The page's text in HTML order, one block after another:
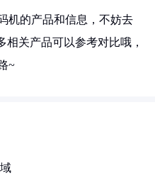
机的产品和信息，不妨去
相关产品可以参考对比哦，
~